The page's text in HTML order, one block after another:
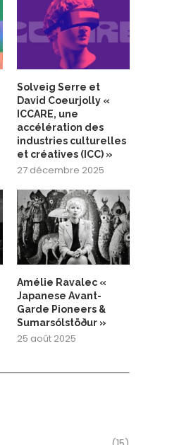
Solveig Serre et
David Coeurjolly «
ICCARE, une
accélération des
industries culturelles
et créatives (ICC) »
27 décembre 2025
Amélie Ravalec «
Japanese Avant-
Garde Pioneers &
Sumarsólstöður »
25 août 2025